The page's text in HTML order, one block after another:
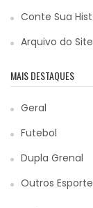
Conte Sua
Arquivo do Site
MAIS DESTAQUES
Geral
Futebol
Dupla Grenal
Outros